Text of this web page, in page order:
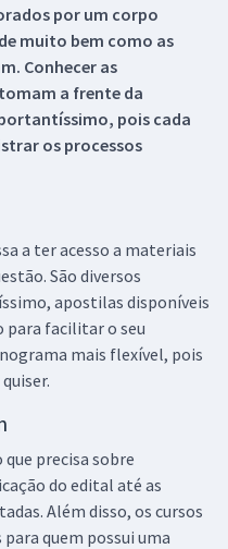
por um corpo
muito bem como as
Conhecer as
a frente da
pois cada
os processos
a ter acesso a materiais
São diversos
apostilas disponíveis
para facilitar o seu
mais flexível, pois
precisa sobre
do edital até as
Além disso, os cursos
quem possui uma